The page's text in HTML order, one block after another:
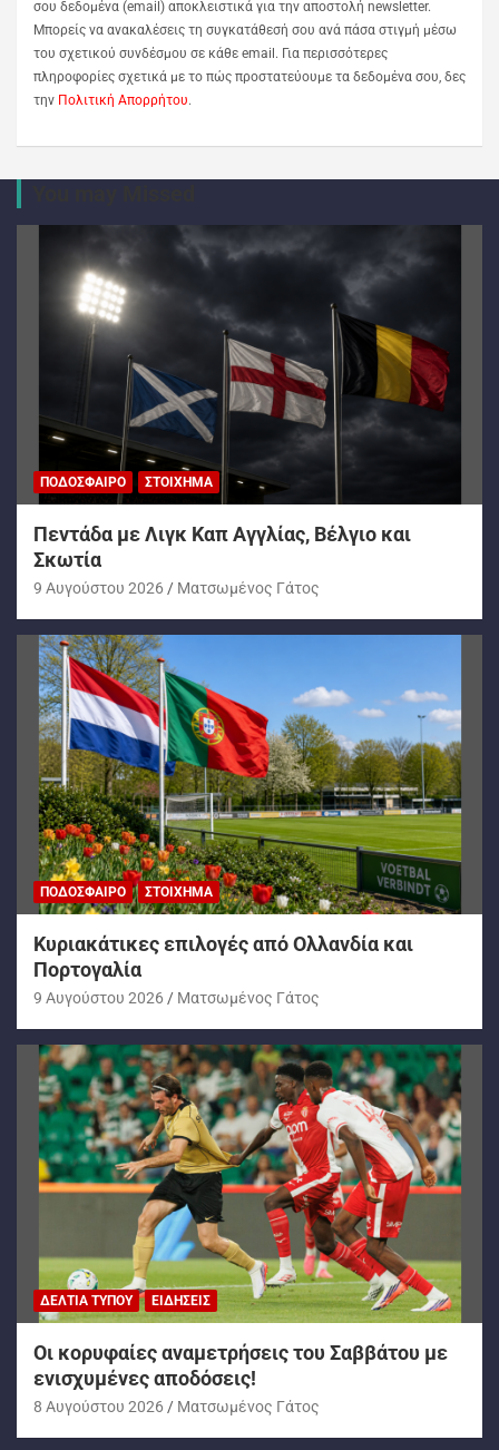
σου δεδομένα (email) αποκλειστικά για την αποστολή newsletter.
Μπορείς να ανακαλέσεις τη συγκατάθεσή σου ανά πάσα στιγμή μέσω
του σχετικού συνδέσμου σε κάθε email. Για περισσότερες
πληροφορίες σχετικά με το πώς προστατεύουμε τα δεδομένα σου, δες
την Πολιτική Απορρήτου.
ΠΟΔΌΣΦΑΙΡΟ ΣΤΟΊΧΗΜΑ
Πεντάδα με Λιγκ Καπ Αγγλίας, Βέλγιο και
Σκωτία
9 Αυγούστου 2026 Ματσωμένος Γάτος
ΠΟΔΌΣΦΑΙΡΟ ΣΤΟΊΧΗΜΑ
Kυριακάτικες επιλογές από Ολλανδία και
Πορτογαλία
9 Αυγούστου 2026 Ματσωμένος Γάτος
ΔΕΛΤΊΑ ΤΎΠΟΥ ΕΙΔΉΣΕΙΣ
Oι κορυφαίες αναμετρήσεις του Σαββάτου με
ενισχυμένες αποδόσεις!
8 Αυγούστου 2026 Ματσωμένος Γάτος